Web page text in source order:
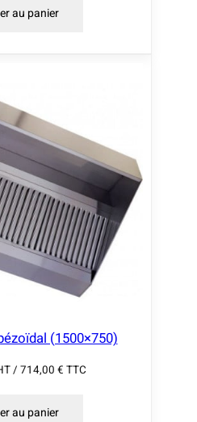
au panier
(1500×750)
/714,00 € TTC
au panier